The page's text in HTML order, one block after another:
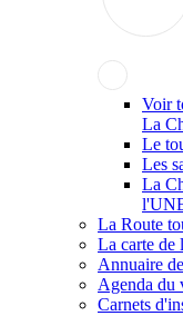
Voir
La
Le
Les
La
La Route
La carte de
Annuaire
Agenda du
Carnets